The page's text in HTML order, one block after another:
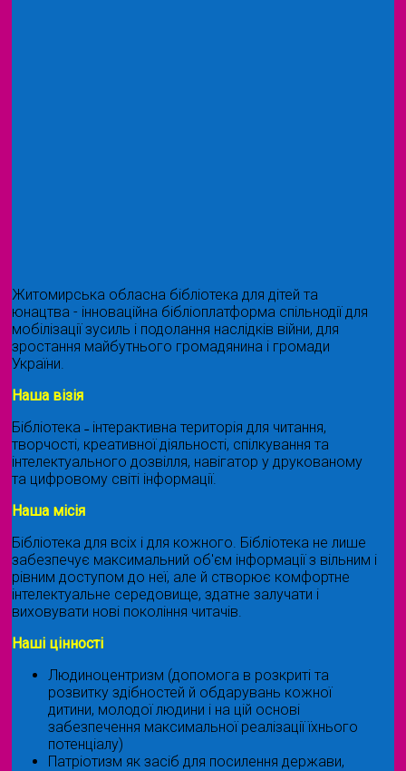
Житомирська обласна бібліотека для дітей та
юнацтва - інноваційна бібліоплатформа спільнодії для
мобілізації зусиль і подолання наслідків війни, для
зростання майбутнього громадянина і громади
України.
Наша візія
Бібліотека ˗ інтерактивна територія для читання,
творчості, креативної діяльності, спілкування та
інтелектуального дозвілля, навігатор у друкованому
та цифровому світі інформації.
Наша місія
Бібліотека для всіх і для кожного. Бібліотека не лише
забезпечує максимальний об'єм інформації з вільним і
рівним доступом до неї, але й створює комфортне
інтелектуальне середовище, здатне залучати і
виховувати нові покоління читачів.
Наші цінності
Людиноцентризм (допомога в розкриті та
розвитку здібностей й обдарувань кожної
дитини, молодої людини і на цій основі
забезпечення максимальної реалізації їхнього
потенціалу)
Патріотизм як засіб для посилення держави,